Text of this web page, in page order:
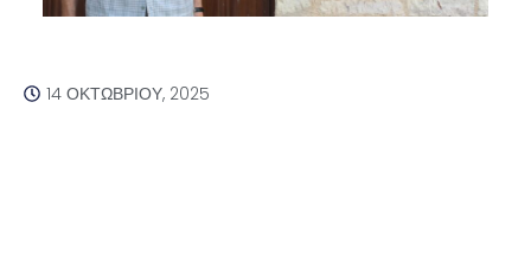
14 ΟΚΤΩΒΡΊΟΥ, 2025